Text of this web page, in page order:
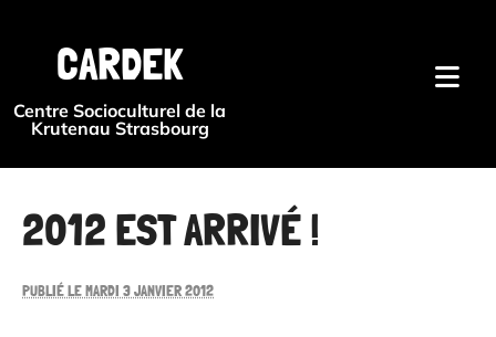
CARDEK
Centre Socioculturel de la
Krutenau Strasbourg
2012 EST ARRIVÉ !
PUBLIÉ LE MARDI 3 JANVIER 2012